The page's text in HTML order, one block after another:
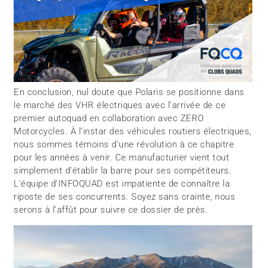
En conclusion, nul doute que Polaris se positionne dans
le marché des VHR électriques avec l’arrivée de ce
premier autoquad en collaboration avec ZERO
Motorcycles. À l’instar des véhicules routiers électriques,
nous sommes témoins d’une révolution à ce chapitre
pour les années à venir. Ce manufacturier vient tout
simplement d’établir la barre pour ses compétiteurs.
L’équipe d’INFOQUAD est impatiente de connaître la
riposte de ses concurrents. Soyez sans crainte, nous
serons à l’affût pour suivre ce dossier de près.